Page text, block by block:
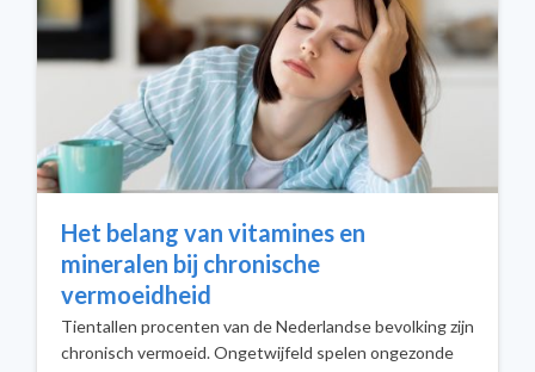
Het belang van vitamines en
mineralen bij chronische
vermoeidheid
Tientallen procenten van de Nederlandse bevolking zijn
chronisch vermoeid. Ongetwijfeld spelen ongezonde